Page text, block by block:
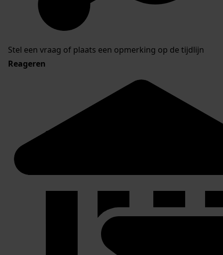
Stel een vraag of plaats een opmerking op de tijdlijn
Reageren